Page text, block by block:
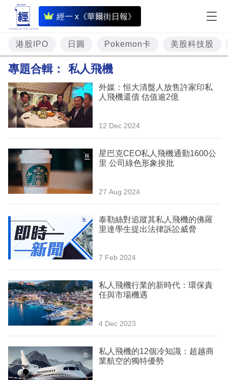
經一 x《華爾街日報》
即
時
財
經
題
投
資
樓
業
科
技
職
場
生
時
事
港股IPO 日圓 Pokemon卡 美股科技股
專題合輯： 私人飛機
外媒：恒大清盤人放售許家印私
人飛機還債 估值逾2億
12 Dec 2024
星巴克CEO私人飛機通勤1600公
里 公司綠色形象挨批
27 Aug 2024
泰勒絲對追蹤其私人飛機的佛羅
里達學生提出法律訴訟威脅
7 Feb 2024
私人飛機行業的新時代：環保責
任與市場機遇
4 Dec 2023
私人飛機的12個冷知識：超越商
業航空的獨特優勢